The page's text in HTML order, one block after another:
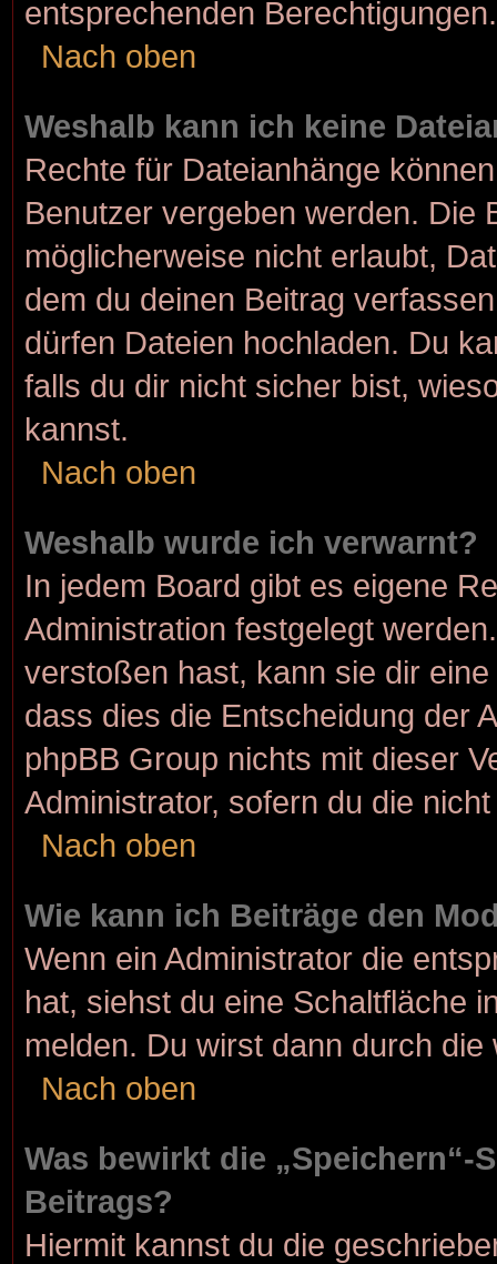
entsprechenden Berechtigungen.
Nach oben
Weshalb kann ich keine
Rechte für Dateianhänge
Benutzer vergeben werden. Die
möglicherweise nicht erlaubt,
dem du deinen Beitrag
dürfen Dateien hochladen. Du
falls du dir nicht sicher bist,
kannst.
Nach oben
Weshalb wurde ich verwarnt?
In jedem Board gibt es eigene
Administration festgelegt
verstoßen hast, kann sie dir
dass dies die Entscheidung der
phpBB Group nichts mit dieser
Administrator, sofern du die
Nach oben
Wie kann ich Beiträge den
Wenn ein Administrator die
hat, siehst du eine Schaltfläche
melden. Du wirst dann durch
Nach oben
Was bewirkt die „Speichern“-
Beitrags?
Hiermit kannst du die